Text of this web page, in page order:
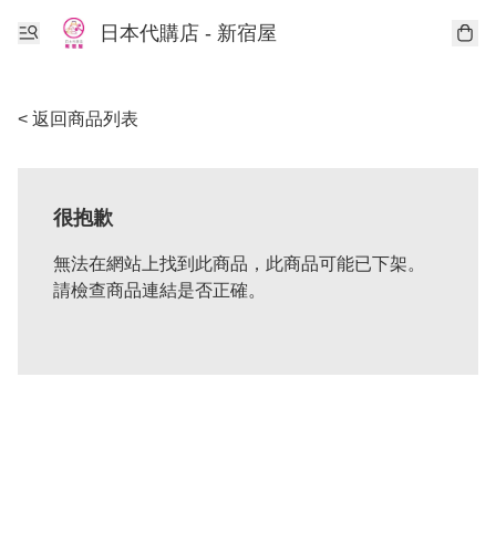
日本代購店 - 新宿屋
< 返回商品列表
很抱歉
無法在網站上找到此商品，此商品可能已下架。
請檢查商品連結是否正確。